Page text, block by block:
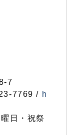
7
7769 / h
日・祝祭